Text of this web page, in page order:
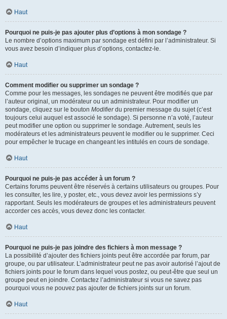
Haut
Pourquoi ne puis-je pas ajouter plus d’options à mon sondage ?
Le nombre d’options maximum par sondage est défini par l’administrateur. Si
vous avez besoin d’indiquer plus d’options, contactez-le.
Haut
Comment modifier ou supprimer un sondage ?
Comme pour les messages, les sondages ne peuvent être modifiés que par
l’auteur original, un modérateur ou un administrateur. Pour modifier un
sondage, cliquez sur le bouton Modifierdu premier message du sujet (c’est
toujours celui auquel est associé le sondage). Si personne n’a voté, l’auteur
peut modifier une option ou supprimer le sondage. Autrement, seuls les
modérateurs et les administrateurs peuvent le modifier ou le supprimer. Ceci
pour empêcher le trucage en changeant les intitulés en cours de sondage.
Haut
Pourquoi ne puis-je pas accéder à un forum ?
Certains forums peuvent être réservés à certains utilisateurs ou groupes. Pour
les consulter, les lire, y poster, etc., vous devez avoir les permissions s’y
rapportant. Seuls les modérateurs de groupes et les administrateurs peuvent
accorder ces accès, vous devez donc les contacter.
Haut
Pourquoi ne puis-je pas joindre des fichiers à mon message ?
La possibilité d’ajouter des fichiers joints peut être accordée par forum, par
groupe, ou par utilisateur. L’administrateur peut ne pas avoir autorisé l’ajout de
fichiers joints pour le forum dans lequel vous postez, ou peut-être que seul un
groupe peut en joindre. Contactez l’administrateur si vous ne savez pas
pourquoi vous ne pouvez pas ajouter de fichiers joints sur un forum.
Haut